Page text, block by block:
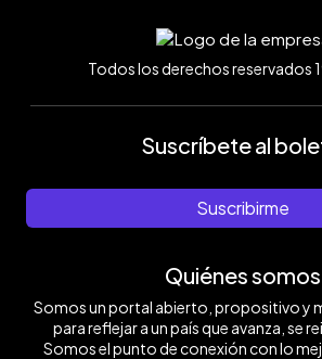
Todos los derechos reservados
Suscríbete al
Suscribirme
Quiénes somos
Somos un portal abierto, propositivo y
para reflejar a un país que avanza, se
Somos el punto de conexión con lo